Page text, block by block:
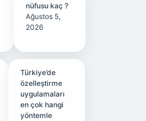
nüfusu kaç ?
Ağustos 5,
2026
Türkiye’de
özelleştirme
uygulamaları
en çok hangi
yöntemle